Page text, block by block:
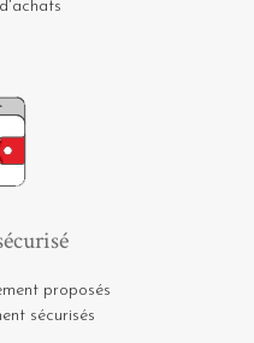
proposés
sécurisés